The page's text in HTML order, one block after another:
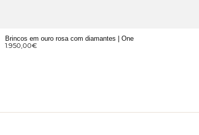
Brincos em ouro rosa com diamantes | One
1.950,00€